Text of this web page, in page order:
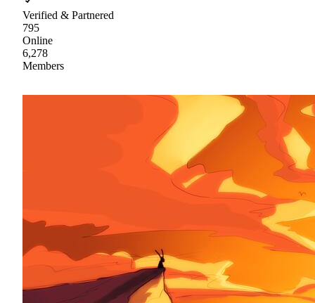
Verified & Partnered
795
Online
6,278
Members